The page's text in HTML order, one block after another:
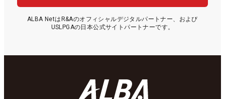
ALBA NetはR&Aのオフィシャルデジタルパートナー、および
USLPGAの日本公式サイトパートナーです。